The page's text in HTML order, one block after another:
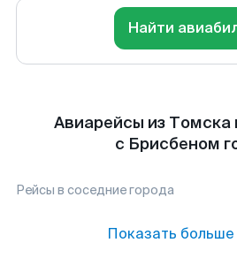
Найти
Авиарейсы из
с Брисбеном
Рейсы в соседние города
Показать больше